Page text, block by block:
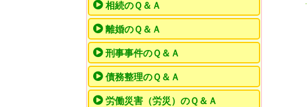
相続のＱ＆Ａ
離婚のＱ＆Ａ
刑事事件のＱ＆Ａ
債務整理のＱ＆Ａ
労働災害（労災）のＱ＆Ａ